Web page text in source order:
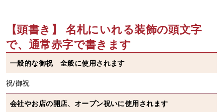
【頭書き】 名札にいれる装飾の頭文字
で、通常赤字で書きます
一般的な御祝 全般に使用されます
祝/御祝
会社やお店の開店、オープン祝いに使用されます